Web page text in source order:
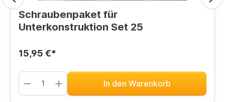
Schraubenpaket für
Unterkonstruktion Set 25
15,95 €*
In den Warenkorb